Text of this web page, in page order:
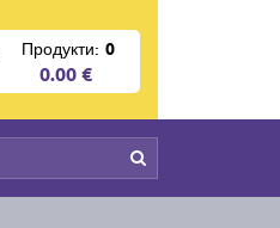
Продукти: 0
0.00 €